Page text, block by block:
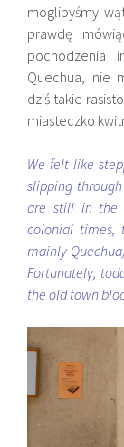
moglibyśmy
prawdę
pochodzenia
Quechua, nie
dziś takie
miasteczko
We felt like
slipping
are still in the
colonial times,
mainly
Fortunately,
the old town